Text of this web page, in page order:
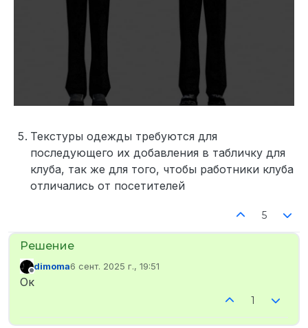
Текстуры одежды требуются для
последующего их добавления в табличку для
клуба, так же для того, чтобы работники клуба
отличались от посетителей
5
Не в сети
dimoma6 сент. 2025 г., 19:51
отредактировано
Ок
1